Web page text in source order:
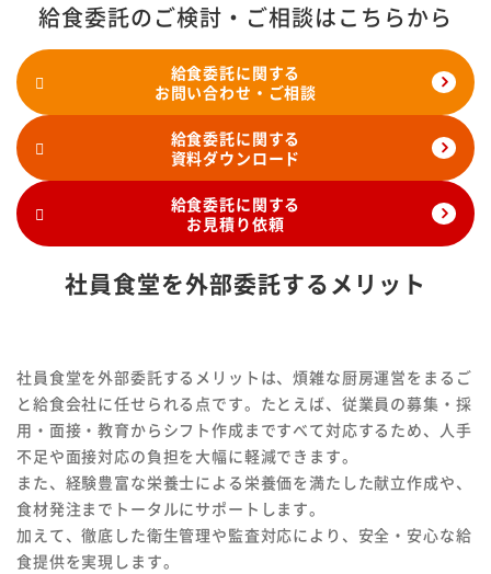
給食委託のご検討・ご相談はこちらから
給食委託に関する
お問い合わせ・ご相談
給食委託に関する
資料ダウンロード
給食委託に関する
お見積り依頼
社員食堂を外部委託するメリット
社員食堂を外部委託するメリットは、煩雑な厨房運営をまるご
と給食会社に任せられる点です。たとえば、従業員の募集・採
用・面接・教育からシフト作成まですべて対応するため、人手
不足や面接対応の負担を大幅に軽減できます。
また、経験豊富な栄養士による栄養価を満たした献立作成や、
食材発注までトータルにサポートします。
加えて、徹底した衛生管理や監査対応により、安全・安心な給
食提供を実現します。